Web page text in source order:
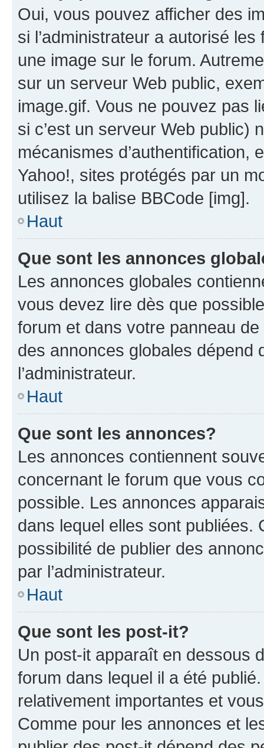
Oui, vous pouvez afficher des
si l’administrateur a autorisé
une image sur le forum.
sur un serveur Web public,
image.gif. Vous ne pouvez pas
si c’est un serveur Web public)
mécanismes d’authentification,
Yahoo!, sites protégés par un
utilisez la balise BBCode [img].
Haut
Que sont les annonces
Les annonces globales
vous devez lire dès que
forum et dans votre panneau
des annonces globales dépend
l’administrateur.
Haut
Que sont les annonces?
Les annonces contiennent
concernant le forum que vous
possible. Les annonces
dans lequel elles sont publiées.
possibilité de publier des
par l’administrateur.
Haut
Que sont les post-it?
Un post-it apparaît en dessous
forum dans lequel il a été
relativement importantes et
Comme pour les annonces et